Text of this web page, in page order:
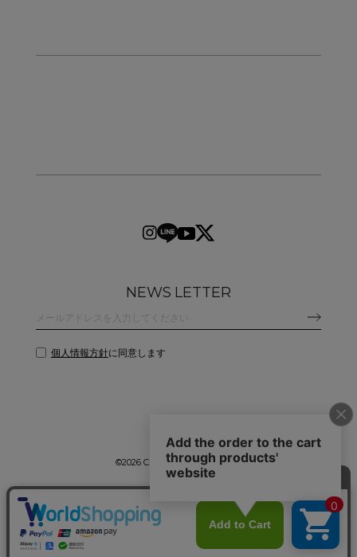
NEWS LETTER
個人情報方針に同意します
©2026 CLANE DESIGN CO.,LTD